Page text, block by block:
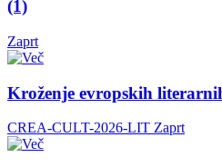
(1)
Zaprt
Kroženje evropskih
CREA-CULT-2026-LIT Zaprt